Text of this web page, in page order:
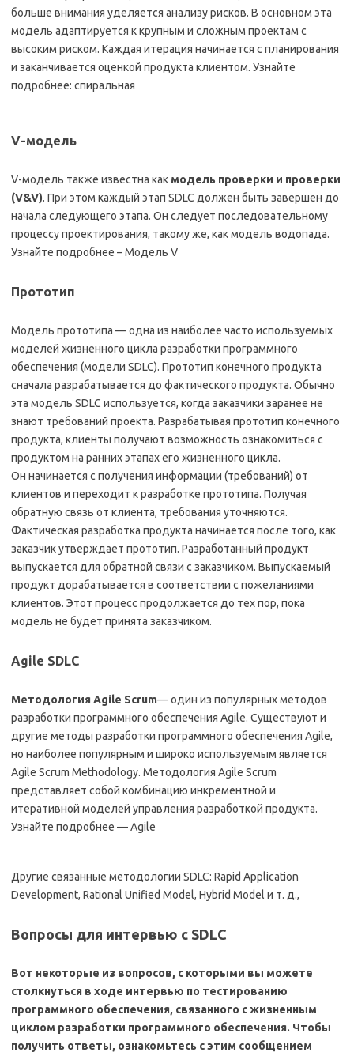
больше внимания уделяется анализу рисков. В основном эта
модель адаптируется к крупным и сложным проектам с
высоким риском. Каждая итерация начинается с планирования
и заканчивается оценкой продукта клиентом. Узнайте
подробнее: спиральная
V-модель
V-модель также известна как модель проверки и проверки
(V&V). При этом каждый этап SDLC должен быть завершен до
начала следующего этапа. Он следует последовательному
процессу проектирования, такому же, как модель водопада.
Узнайте подробнее – Модель V
Прототип
Модель прототипа — одна из наиболее часто используемых
моделей жизненного цикла разработки программного
обеспечения (модели SDLC). Прототип конечного продукта
сначала разрабатывается до фактического продукта. Обычно
эта модель SDLC используется, когда заказчики заранее не
знают требований проекта. Разрабатывая прототип конечного
продукта, клиенты получают возможность ознакомиться с
продуктом на ранних этапах его жизненного цикла.
Он начинается с получения информации (требований) от
клиентов и переходит к разработке прототипа. Получая
обратную связь от клиента, требования уточняются.
Фактическая разработка продукта начинается после того, как
заказчик утверждает прототип. Разработанный продукт
выпускается для обратной связи с заказчиком. Выпускаемый
продукт дорабатывается в соответствии с пожеланиями
клиентов. Этот процесс продолжается до тех пор, пока
модель не будет принята заказчиком.
Agile SDLC
Методология Agile Scrum— один из популярных методов
разработки программного обеспечения Agile. Существуют и
другие методы разработки программного обеспечения Agile,
но наиболее популярным и широко используемым является
Agile Scrum Methodology. Методология Agile Scrum
представляет собой комбинацию инкрементной и
итеративной моделей управления разработкой продукта.
Узнайте подробнее — Agile
Другие связанные методологии SDLC: Rapid Application
Development, Rational Unified Model, Hybrid Model и т. д.,
Вопросы для интервью с SDLC
Вот некоторые из вопросов, с которыми вы можете
столкнуться в ходе интервью по тестированию
программного обеспечения, связанного с жизненным
циклом разработки программного обеспечения. Чтобы
получить ответы, ознакомьтесь с этим сообщением